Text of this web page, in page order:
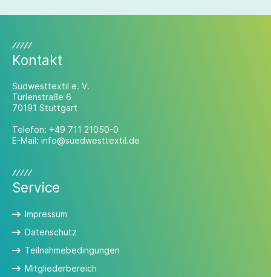
Kontakt
Südwesttextil e. V.
Türlenstraße 6
70191 Stuttgart
Telefon: +49 711 21050-0
E-Mail: info@suedwesttextil.de
Service
Impressum
Datenschutz
Teilnahmebedingungen
Mitgliederbereich